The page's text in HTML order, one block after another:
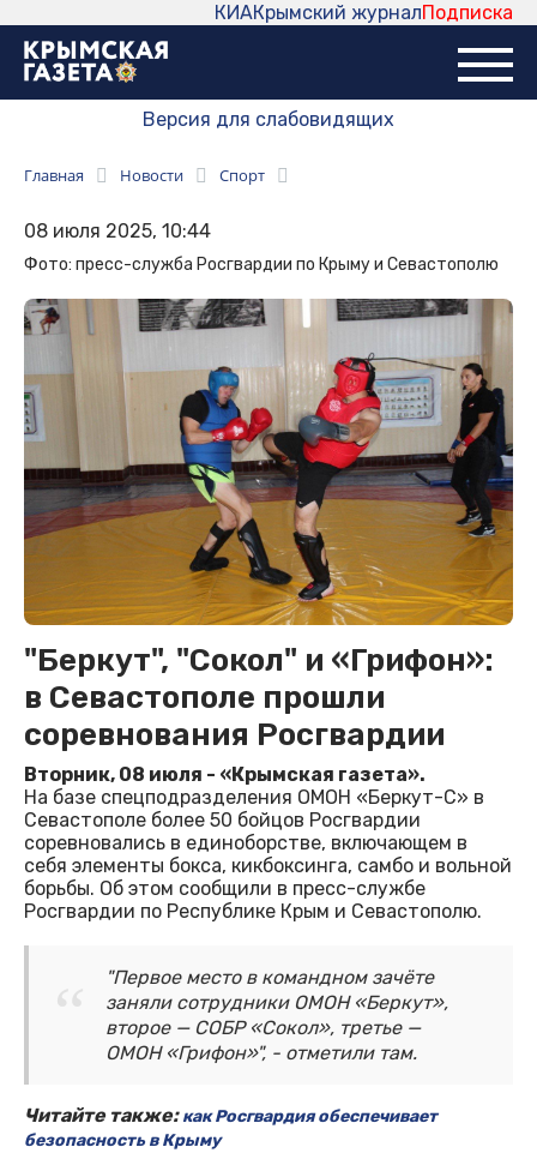
Подписка
Крымский журнал
КИА
Версия для слабовидящих
Главная Новости Спорт
08 июля 2025, 10:44
Фото: пресс-служба Росгвардии по Крыму и Севастополю
"Беркут", "Сокол" и «Грифон»:
в Севастополе прошли
соревнования Росгвардии
Вторник, 08 июля - «Крымская газета».
На базе спецподразделения ОМОН «Беркут-С» в
Севастополе более 50 бойцов Росгвардии
соревновались в единоборстве, включающем в
себя элементы бокса, кикбоксинга, самбо и вольной
борьбы. Об этом сообщили в пресс-службе
Росгвардии по Республике Крым и Севастополю.
"Первое место в командном зачёте
заняли сотрудники ОМОН «Беркут»,
второе — СОБР «Сокол», третье —
ОМОН «Грифон»", - отметили там.
Читайте также:как Росгвардия обеспечивает
безопасность в Крыму